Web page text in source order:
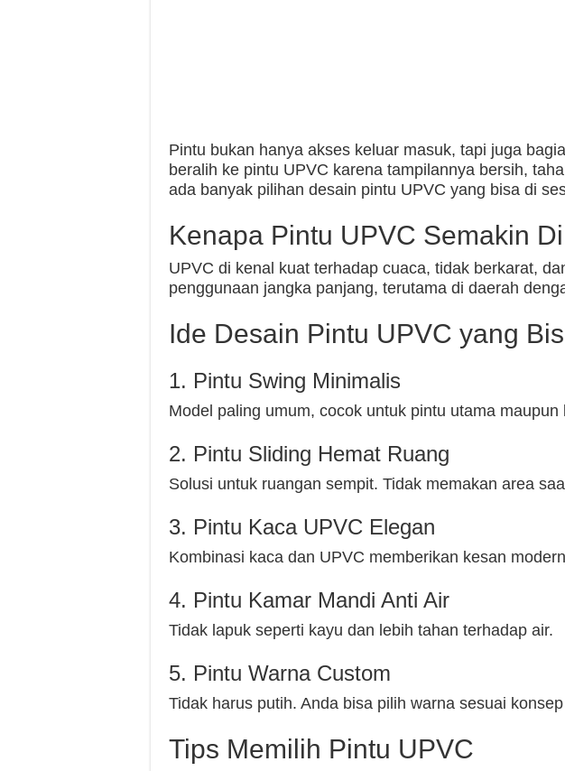
Pintu bukan hanya akses keluar masuk, tapi juga
beralih ke pintu UPVC karena tampilannya bersih,
ada banyak pilihan desain pintu UPVC yang bisa di
Kenapa Pintu UPVC Semakin
UPVC di kenal kuat terhadap cuaca, tidak berkarat,
penggunaan jangka panjang, terutama di daerah
Ide Desain Pintu UPVC yang
1. Pintu Swing Minimalis
Model paling umum, cocok untuk pintu utama
2. Pintu Sliding Hemat Ruang
Solusi untuk ruangan sempit. Tidak memakan area
3. Pintu Kaca UPVC Elegan
Kombinasi kaca dan UPVC memberikan kesan
4. Pintu Kamar Mandi Anti Air
Tidak lapuk seperti kayu dan lebih tahan terhadap air.
5. Pintu Warna Custom
Tidak harus putih. Anda bisa pilih warna sesuai
Tips Memilih Pintu UPVC